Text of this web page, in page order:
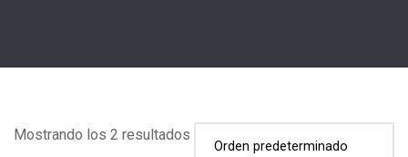
Mostrando los 2 resultados